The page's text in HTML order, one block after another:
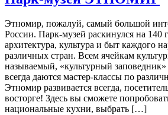
Этномир, пожалуй, самый большой
России. Парк-музей раскинулся на 140
архитектура, культура и быт каждого
различных стран. Всем ячейкам
называемый, «культурный
всегда даются мастер-классы по
Этномир развивается всегда,
восторге! Здесь вы сможете
национальные кухни, выбрать […]